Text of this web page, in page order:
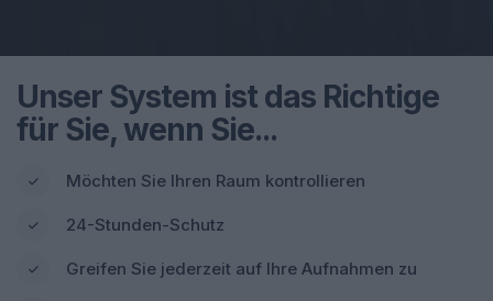
Unser System ist das Richtige
für Sie, wenn Sie...
Möchten Sie Ihren Raum kontrollieren
24-Stunden-Schutz
Greifen Sie jederzeit auf Ihre Aufnahmen zu